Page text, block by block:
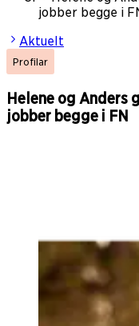
jobber begge i
Aktuelt
Profilar
Helene og Anders
jobber begge i FN